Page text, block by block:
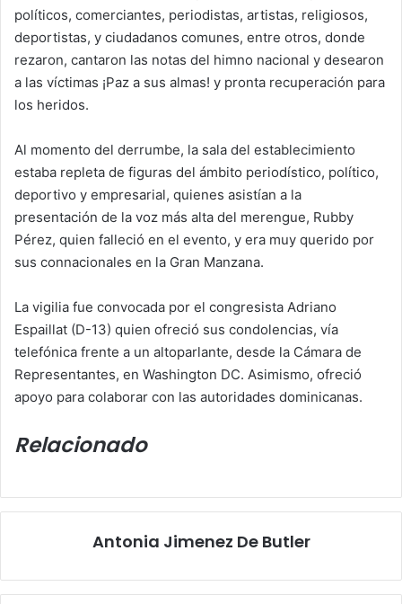
políticos, comerciantes, periodistas, artistas, religiosos,
deportistas, y ciudadanos comunes, entre otros, donde
rezaron, cantaron las notas del himno nacional y desearon
a las víctimas ¡Paz a sus almas! y pronta recuperación para
los heridos.
Al momento del derrumbe, la sala del establecimiento
estaba repleta de figuras del ámbito periodístico, político,
deportivo y empresarial, quienes asistían a la
presentación de la voz más alta del merengue, Rubby
Pérez, quien falleció en el evento, y era muy querido por
sus connacionales en la Gran Manzana.
La vigilia fue convocada por el congresista Adriano
Espaillat (D-13) quien ofreció sus condolencias, vía
telefónica frente a un altoparlante, desde la Cámara de
Representantes, en Washington DC. Asimismo, ofreció
apoyo para colaborar con las autoridades dominicanas.
Relacionado
Navigation
Antonia Jimenez De Butler